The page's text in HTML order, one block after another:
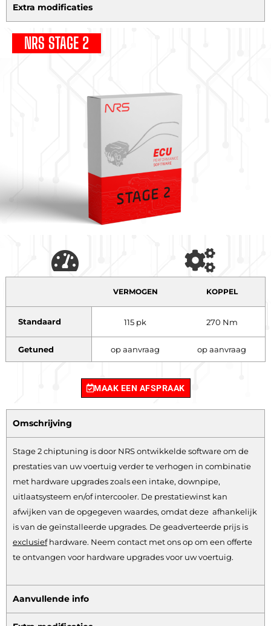
Extra modificaties
NRS STAGE 2
VERMOGEN KOPPEL
Standaard 115 pk 270 Nm
Getuned op aanvraag op aanvraag
MAAK EEN AFSPRAAK
Omschrijving
Stage 2 chiptuning is door NRS ontwikkelde software om de
prestaties van uw voertuig verder te verhogen in combinatie
met hardware upgrades zoals een intake, downpipe,
uitlaatsysteem en/of intercooler. De prestatiewinst kan
afwijken van de opgegeven waardes, omdat deze afhankelijk
is van de geïnstalleerde upgrades. De geadverteerde prijs is
exclusiefhardware. Neem contact met ons op om een offerte
te ontvangen voor hardware upgrades voor uw voertuig.
Aanvullende info